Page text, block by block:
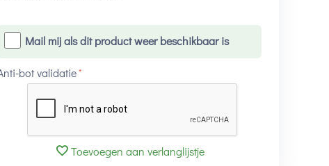
Mail mij als dit product weer beschikbaar is
bot validatie
Toevoegen aan verlanglijstje